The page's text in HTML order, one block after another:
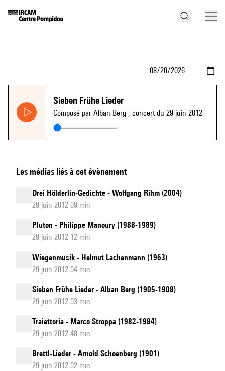
Sieben Frühe Lieder
Composé par Alban Berg , concert du 29 juin 2012
Les médias liés à cet évènement
Drei Hölderlin-Gedichte - Wolfgang Rihm (2004)
29 juin 2012 09 min
Pluton - Philippe Manoury (1988-1989)
29 juin 2012 12 min
Wiegenmusik - Helmut Lachenmann (1963)
29 juin 2012 04 min
Sieben Frühe Lieder - Alban Berg (1905-1908)
29 juin 2012 03 min
Traiettoria - Marco Stroppa (1982-1984)
29 juin 2012 48 min
Brettl-Lieder - Arnold Schoenberg (1901)
29 juin 2012 02 min